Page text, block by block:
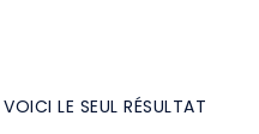
VOICI LE SEUL RÉSULTAT